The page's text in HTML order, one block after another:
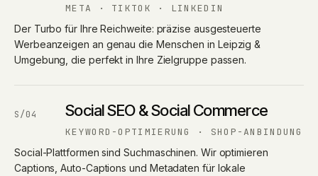
META · TIKTOK · LINKEDIN
Der Turbo für Ihre Reichweite: präzise ausgesteuerte
Werbeanzeigen an genau die Menschen in Leipzig &
Umgebung, die perfekt in Ihre Zielgruppe passen.
S/04 Social SEO & Social Commerce
KEYWORD-OPTIMIERUNG · SHOP-ANBINDUNG
Social-Plattformen sind Suchmaschinen. Wir optimieren
Captions, Auto-Captions und Metadaten für lokale